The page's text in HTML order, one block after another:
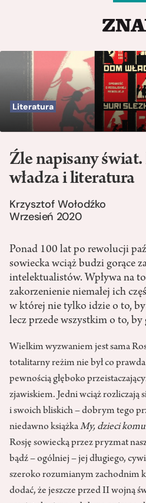
Literatura
Źle napisany
władza i literatura
Krzysztof Wołodźko
Wrzesień 2020
Ponad 100 lat po rewolucji
sowiecka wciąż budzi gorące
intelektualistów. Wpływa na
zakorzenienie niemałej ich
w której nie tylko idzie o to,
lecz przede wszystkim o to, by
Wielkim wyzwaniem jest sama
totalitarny reżim nie był co prawda
pewnością głęboko
zjawiskiem. Jedni wciąż rozliczają
i swoich bliskich – dobrym tego
niedawno książkaMy, dzieci
Rosję sowiecką przez pryzmat
bądź – ogólniej – jej długiego,
szeroko rozumianym zachodnim
dodać, że jeszcze przed II wojną